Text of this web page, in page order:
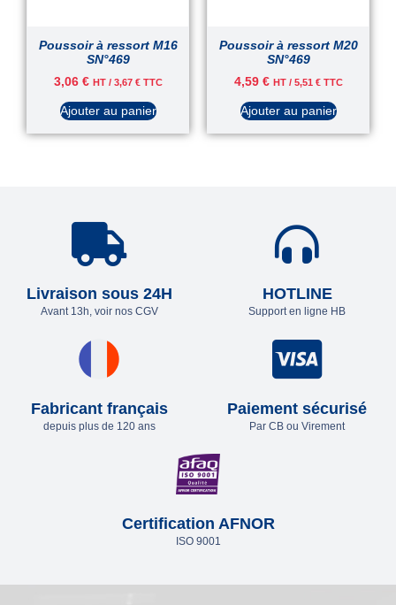
Poussoir à ressort M16
SN°469
3,06 € HT / 3,67 €TTC
Ajouter au panier
Poussoir à ressort M20
SN°469
4,59 € HT / 5,51 €TTC
Ajouter au panier
Livraison sous 24H
Avant 13h, voir nos CGV
HOTLINE
Support en ligne HB
Fabricant français
depuis plus de 120 ans
Paiement sécurisé
Par CB ou Virement
Certification AFNOR
ISO 9001